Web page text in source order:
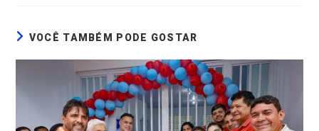
VOCÊ TAMBÉM PODE GOSTAR